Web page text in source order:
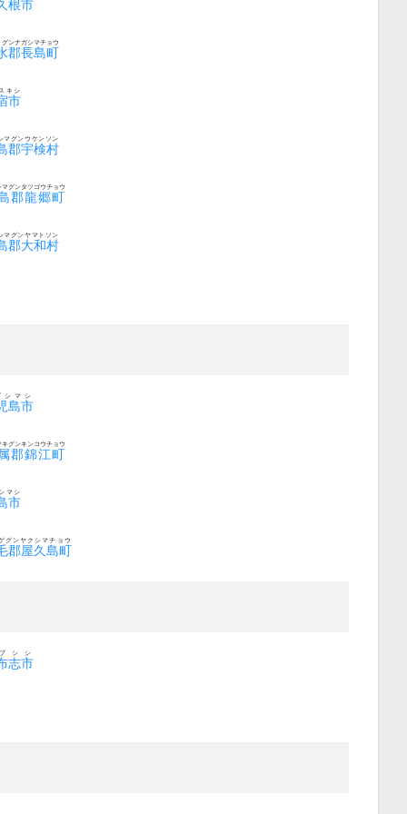
根市
郡長島町
グンナガシマチョウ
市
キシ
郡宇検村
マグンウケンソン
郡龍郷町
マグンタツゴウチョウ
郡大和村
マグンヤマトソン
島市
シマシ
郡錦江町
キグンキンコウチョウ
市
マシ
郡屋久島町
グンヤクシマチョウ
志市
シシ